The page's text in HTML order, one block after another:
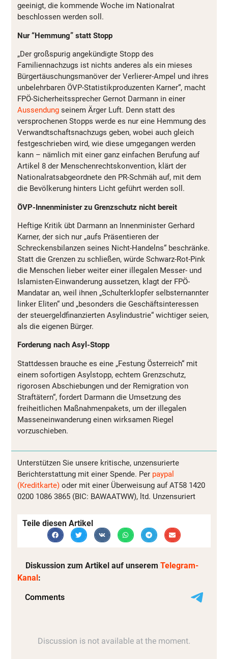
geeinigt, die kommende Woche im Nationalrat
beschlossen werden soll.
Nur “Hemmung” statt Stopp
„Der großspurig angekündigte Stopp des
Familiennachzugs ist nichts anderes als ein mieses
Bürgertäuschungsmanöver der Verlierer-Ampel und ihres
unbelehrbaren ÖVP-Statistikproduzenten Karner“, macht
FPÖ-Sicherheitssprecher Gernot Darmann in einer
Aussendung seinem Ärger Luft. Denn statt des
versprochenen Stopps werde es nur eine Hemmung des
Verwandtschaftsnachzugs geben, wobei auch gleich
festgeschrieben wird, wie diese umgegangen werden
kann – nämlich mit einer ganz einfachen Berufung auf
Artikel 8 der Menschenrechtskonvention, klärt der
Nationalratsabgeordnete den PR-Schmäh auf, mit dem
die Bevölkerung hinters Licht geführt werden soll.
ÖVP-Innenminister zu Grenzschutz nicht bereit
Heftige Kritik übt Darmann an Innenminister Gerhard
Karner, der sich nur „aufs Präsentieren der
Schreckensbilanzen seines Nicht-Handelns“ beschränke.
Statt die Grenzen zu schließen, würde Schwarz-Rot-Pink
die Menschen lieber weiter einer illegalen Messer- und
Islamisten-Einwanderung aussetzen, klagt der FPÖ-
Mandatar an, weil ihnen „Schulterklopfer selbsternannter
linker Eliten“ und „besonders die Geschäftsinteressen
der steuergeldfinanzierten Asylindustrie“ wichtiger seien,
als die eigenen Bürger.
Forderung nach Asyl-Stopp
Stattdessen brauche es eine „Festung Österreich“ mit
einem sofortigen Asylstopp, echtem Grenzschutz,
rigorosen Abschiebungen und der Remigration von
Straftätern“, fordert Darmann die Umsetzung des
freiheitlichen Maßnahmenpakets, um der illegalen
Masseneinwanderung einen wirksamen Riegel
vorzuschieben.
Unterstützen Sie unsere kritische, unzensurierte
Berichterstattung mit einer Spende. Per paypal
(Kreditkarte) oder mit einer Überweisung auf AT58 1420
0200 1086 3865 (BIC: BAWAATWW), ltd. Unzensuriert
Teile diesen Artikel
Diskussion zum Artikel auf unserem Telegram-
Kanal :